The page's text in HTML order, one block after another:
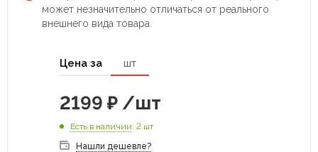
может незначительно отличаться от реального
внешнего вида товара.
Цена за шт
2199 ₽ /шт
Есть в наличии: 2 шт
Нашли дешевле?